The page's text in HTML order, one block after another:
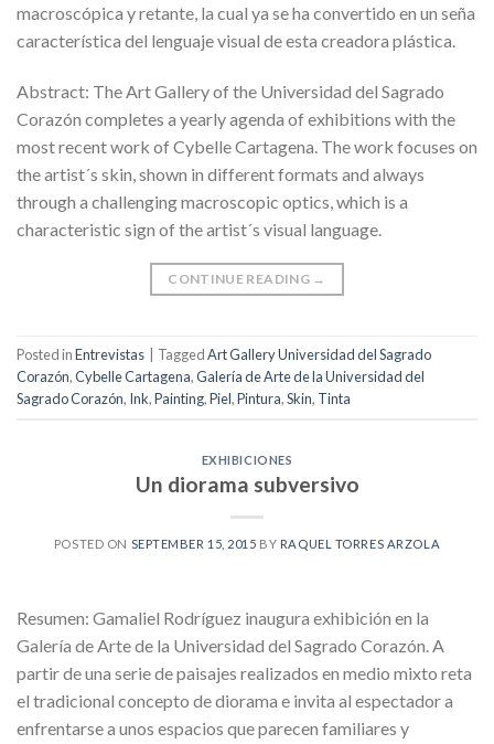
macroscópica y retante, la cual ya se ha convertido en un seña
característica del lenguaje visual de esta creadora plástica.
Abstract: The Art Gallery of the Universidad del Sagrado
Corazón completes a yearly agenda of exhibitions with the
most recent work of Cybelle Cartagena. The work focuses on
the artist´s skin, shown in different formats and always
through a challenging macroscopic optics, which is a
characteristic sign of the artist´s visual language.
CONTINUE READING →
Posted inEntrevistas TaggedArt Gallery Universidad del Sagrado
Corazón,Cybelle Cartagena,Galería de Arte de la Universidad del
Sagrado Corazón, Ink,Painting,Piel,Pintura,Skin, Tinta
EXHIBICIONES
Un diorama subversivo
POSTED ON SEPTEMBER 15, 2015 BY RAQUEL TORRES ARZOLA
Resumen: Gamaliel Rodríguez inaugura exhibición en la
Galería de Arte de la Universidad del Sagrado Corazón. A
partir de una serie de paisajes realizados en medio mixto reta
el tradicional concepto de diorama e invita al espectador a
enfrentarse a unos espacios que parecen familiares y